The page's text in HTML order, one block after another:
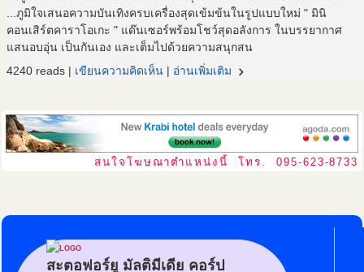
...ภูมิใจเสนอความบันเทิงครบเครื่องสุดเข้มข้นในรูปแบบใหม่ " มินิ
คอนเสิร์ตคาราโอเกะ " แด๊นเซอร์พร้อมโชว์สุดอลังการ ในบรรยากาศ
แสนอบอุ่น เป็นกันเอง และเต็มไปด้วยความสนุกสน
4240 reads | เขียนความคิดเห็น | อ่านเพิ่มเติม navigate_next
สนใจโฆษณาตำแหน่งนี้ โทร. 095-623-8733
สะตอฟอร์ยู มัลติมีเดีย คอร์ป